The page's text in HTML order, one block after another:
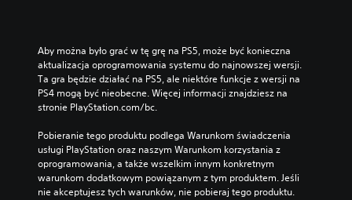
Aby można było grać w tę grę na PS5, może być konieczna
aktualizacja oprogramowania systemu do najnowszej wersji.
Ta gra będzie działać na PS5, ale niektóre funkcje z wersji na
PS4 mogą być nieobecne. Więcej informacji znajdziesz na
stronie PlayStation.com/bc.
Pobieranie tego produktu podlega Warunkom świadczenia
usługi PlayStation oraz naszym Warunkom korzystania z
oprogramowania, a także wszelkim innym konkretnym
warunkom dodatkowym powiązanym z tym produktem. Jeśli
nie akceptujesz tych warunków, nie pobieraj tego produktu.